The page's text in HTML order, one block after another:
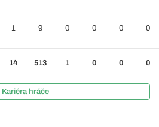
1 9 0 0 0 0
14 513 1 0 0 0
Kariéra hráče